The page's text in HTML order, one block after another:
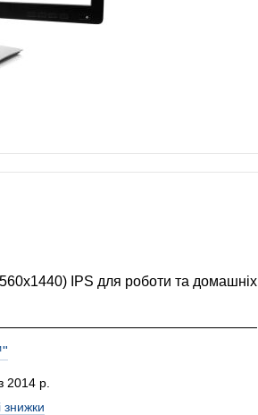
IPS для роботи та домашніх
2014 р.
знижки